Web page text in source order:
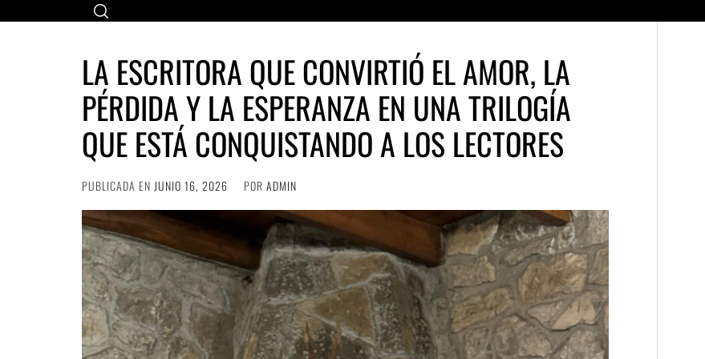
LA ESCRITORA QUE CONVIRTIÓ EL AMOR, LA
PÉRDIDA Y LA ESPERANZA EN UNA TRILOGÍA
QUE ESTÁ CONQUISTANDO A LOS LECTORES
PUBLICADA EN JUNIO 16, 2026 POR ADMIN